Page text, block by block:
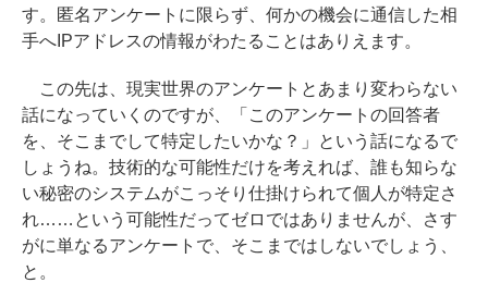
す。匿名アンケートに限らず、何かの機会に通信した相
手へIPアドレスの情報がわたることはありえます。
この先は、現実世界のアンケートとあまり変わらない
話になっていくのですが、「このアンケートの回答者
を、そこまでして特定したいかな？」という話になるで
しょうね。技術的な可能性だけを考えれば、誰も知らな
い秘密のシステムがこっそり仕掛けられて個人が特定さ
れ……という可能性だってゼロではありませんが、さす
がに単なるアンケートで、そこまではしないでしょう、
と。